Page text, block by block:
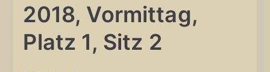
2018, Vormittag,
Platz 1, Sitz 2